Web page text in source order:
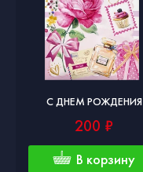
С ДНЕМ РОЖДЕНИЯ
200 ₽
В корзину